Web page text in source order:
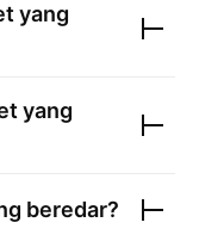
yang
yang
beredar?